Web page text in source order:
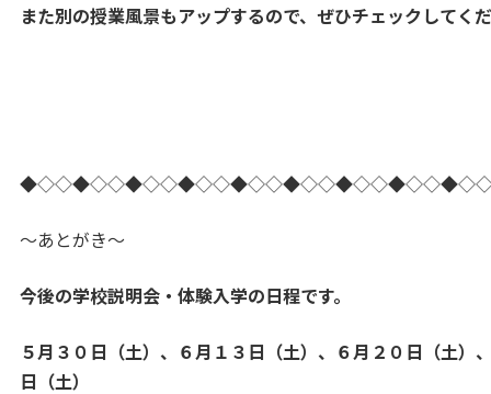
また別の授業風景もアップするので、ぜひチェックしてく
～あとがき～
今後の学校説明会・体験入学の日程です。
５月３０日（土）、６月１３日（土）、６月２０日（土）
日（土）